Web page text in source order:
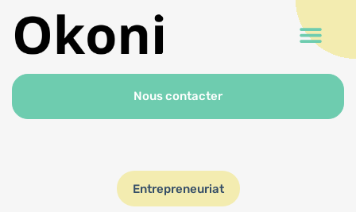
Nous contacter
Entrepreneuriat